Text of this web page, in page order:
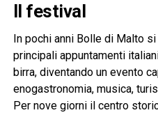
Il festival
In pochi anni Bolle di Malto
principali appuntamenti
birra, diventando un evento
enogastronomia, musica,
Per nove giorni il centro